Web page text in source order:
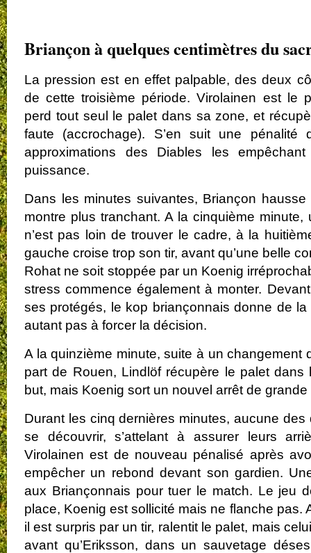
Briançon à quelques centimètres du
La pression est en effet palpable, des deux
de cette troisième période. Virolainen est le
perd tout seul le palet dans sa zone, et
faute (accrochage). S’en suit une
approximations des Diables les
puissance.
Dans les minutes suivantes, Briançon
montre plus tranchant. A la cinquième
n’est pas loin de trouver le cadre, à la
gauche croise trop son tir, avant qu’une belle
Rohat ne soit stoppée par un Koenig
stress commence également à monter.
ses protégés, le kop briançonnais donne de
autant pas à forcer la décision.
A la quinzième minute, suite à un changement
part de Rouen, Lindlöf récupère le palet
but, mais Koenig sort un nouvel arrêt de
Durant les cinq dernières minutes, aucune
se découvrir, s’attelant à assurer leurs
Virolainen est de nouveau pénalisé après
empêcher un rebond devant son gardien.
aux Briançonnais pour tuer le match. Le jeu
place, Koenig est sollicité mais ne flanche pas.
il est surpris par un tir, ralentit le palet, mais
avant qu’Eriksson, dans un sauvetage